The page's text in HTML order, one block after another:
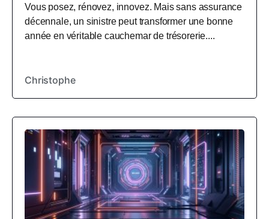
Vous posez, rénovez, innovez. Mais sans assurance
décennale, un sinistre peut transformer une bonne
année en véritable cauchemar de trésorerie....
Christophe